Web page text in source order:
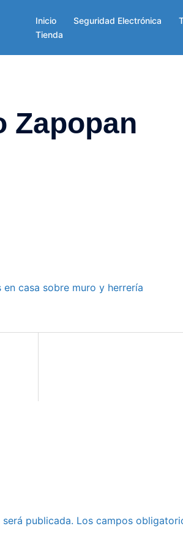
Inicio Seguridad Electrónica
Tienda
Zapopan
casa sobre muro y herrería
publicada. Los campos